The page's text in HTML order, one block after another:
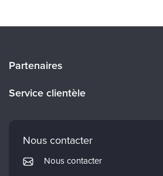
Carrières
Partenaires
Therapist.com
Service clientèle
Mon compte
Nous contacter
Nous contacter